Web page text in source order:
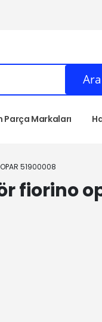
Ara
Parça Markaları
OPAR 51900008
fiorino